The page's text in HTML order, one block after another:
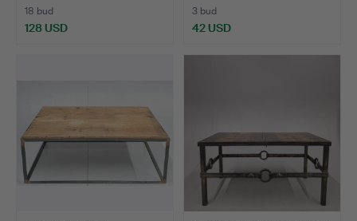
18 bud
128 USD
3 bud
42 USD